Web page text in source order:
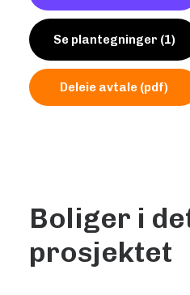
Se plantegninger (1)
Deleie avtale (pdf)
Boliger i
prosjektet